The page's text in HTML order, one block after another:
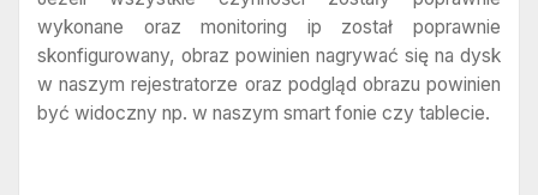
wykonane oraz monitoring ip został poprawnie
skonfigurowany, obraz powinien nagrywać się na dysk
w naszym rejestratorze oraz podgląd obrazu powinien
być widoczny np. w naszym smart fonie czy tablecie.